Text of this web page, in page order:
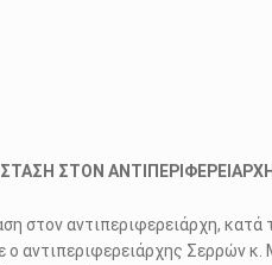
ΣΤΟΝ
αντιπεριφερειάρχη, κατά
ο αντιπεριφερειάρχης Σερρών